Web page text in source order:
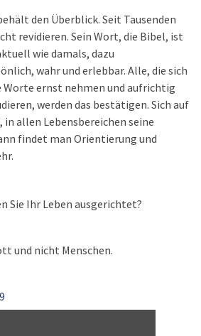
den Überblick. Seit Tausenden
revidieren. Sein Wort, die Bibel, ist
wie damals, dazu
wahr und erlebbar. Alle, die sich
Worte ernst nehmen und aufrichtig
werden das bestätigen. Sich auf
allen Lebensbereichen seine
findet man Orientierung und
Sie Ihr Leben ausgerichtet?
und nicht Menschen.